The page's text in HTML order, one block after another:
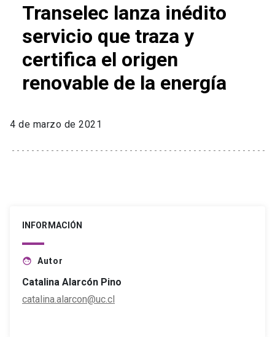
Transelec lanza inédito
servicio que traza y
certifica el origen
renovable de la energía
4 de marzo de 2021
INFORMACIÓN
face Autor
Catalina Alarcón Pino
catalina.alarcon@uc.cl